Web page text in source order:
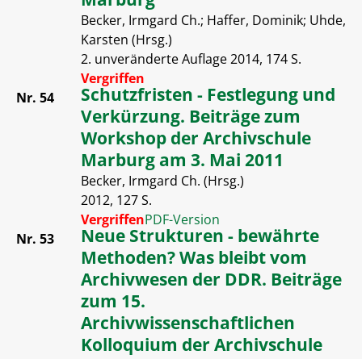
Becker, Irmgard Ch.; Haffer, Dominik; Uhde,
Karsten (Hrsg.)
2. unveränderte Auflage 2014, 174 S.
Vergriffen
Nr. 54
Schutzfristen - Festlegung und
Verkürzung. Beiträge zum
Workshop der Archivschule
Marburg am 3. Mai 2011
Becker, Irmgard Ch. (Hrsg.)
2012, 127 S.
VergriffenPDF-Version
Nr. 53
Neue Strukturen - bewährte
Methoden? Was bleibt vom
Archivwesen der DDR. Beiträge
zum 15.
Archivwissenschaftlichen
Kolloquium der Archivschule